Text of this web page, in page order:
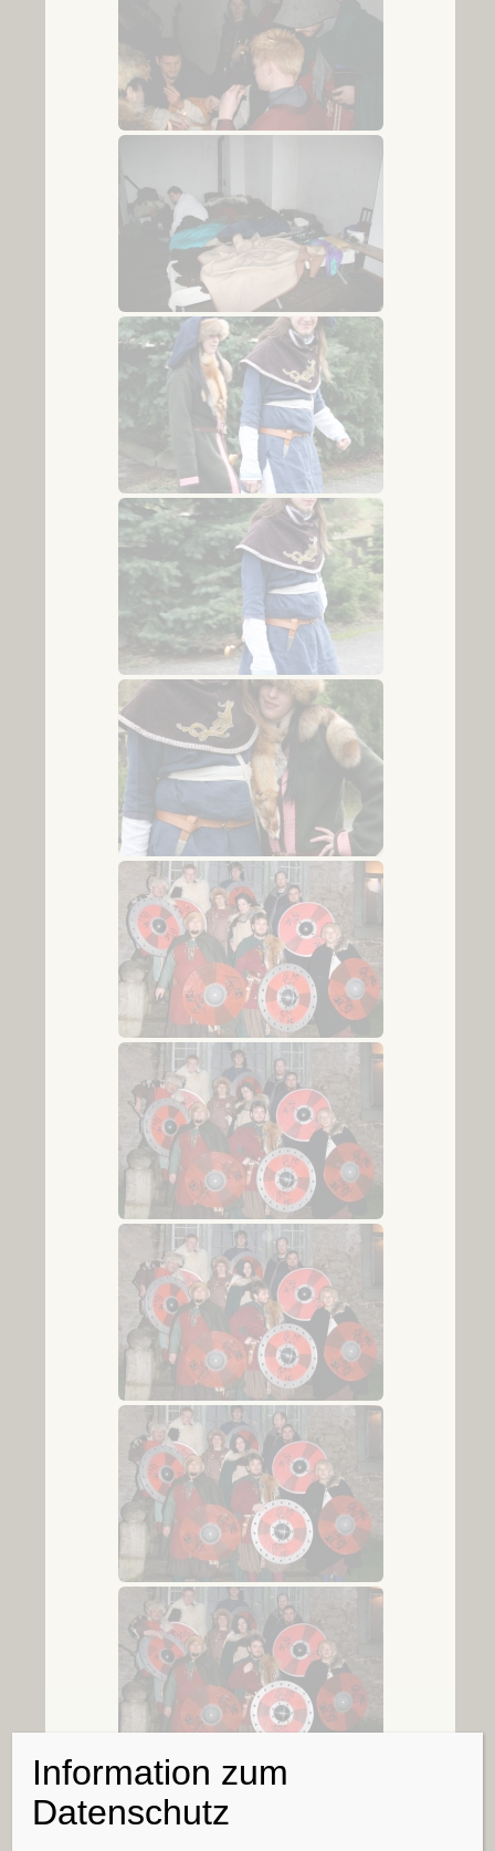
Information zum
Datenschutz